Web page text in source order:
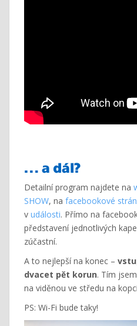
… a dál?
Detailní program najdete na
SHOW, na facebookové
v události. Přímo na
představení jednotlivých
zúčastní.
A to nejlepší na konec –
dvacet pět korun. Tím
na viděnou ve středu na
PS: Wi-Fi bude taky!